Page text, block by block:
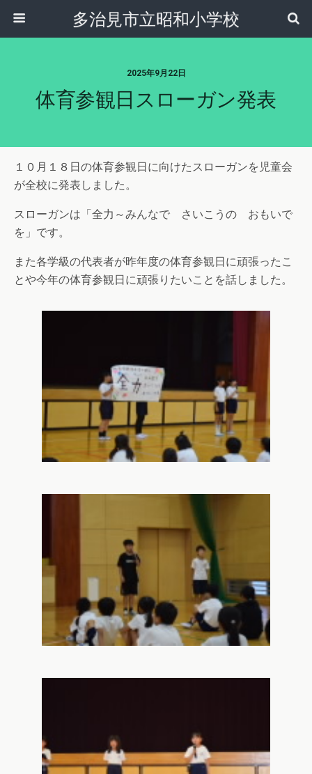
多治見市立昭和小学校
2025年9月22日
体育参観日スローガン発表
１０月１８日の体育参観日に向けたスローガンを児童会
が全校に発表しました。
スローガンは「全力～みんなで さいこうの おもいで
を」です。
また各学級の代表者が昨年度の体育参観日に頑張ったこ
とや今年の体育参観日に頑張りたいことを話しました。